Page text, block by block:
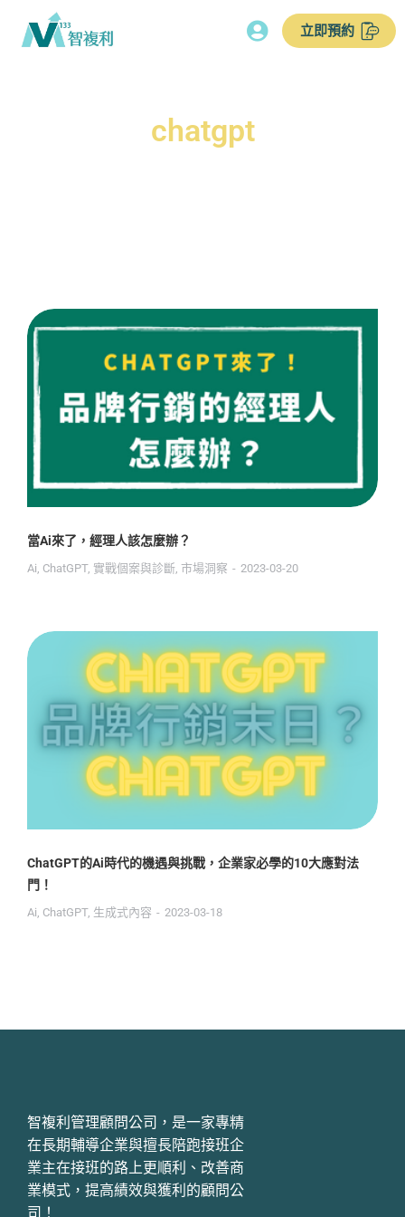
立即預約
chatgpt
當Ai來了，經理人該怎麼辦？
Ai, ChatGPT, 實戰個案與診斷, 市場洞察 2023-03-20
ChatGPT的Ai時代的機遇與挑戰，企業家必學的10大應對法
門！
Ai ChatGPT, 生成式內容 2023-03-18
智複利管理顧問公司，是一家專精
在長期輔導企業與擅長陪跑接班企
業主在接班的路上更順利、改善商
業模式，提高績效與獲利的顧問公
司！